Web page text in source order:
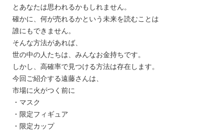
とあなたは思われるかもしれません。
確かに、何が売れるかという未来を読むことは
誰にもできません。
そんな方法があれば、
世の中の人たちは、みんなお金持ちです。
しかし、高確率で見つける方法は存在します。
今回ご紹介する遠藤さんは、
市場に火がつく前に
・マスク
・限定フィギュア
・限定カップ